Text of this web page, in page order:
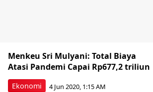
Ekonomi
Menkeu Sri Mulyani: Total Biaya
Atasi Pandemi Capai Rp677,2 triliun
4 Jun 2020, 1:15 AM